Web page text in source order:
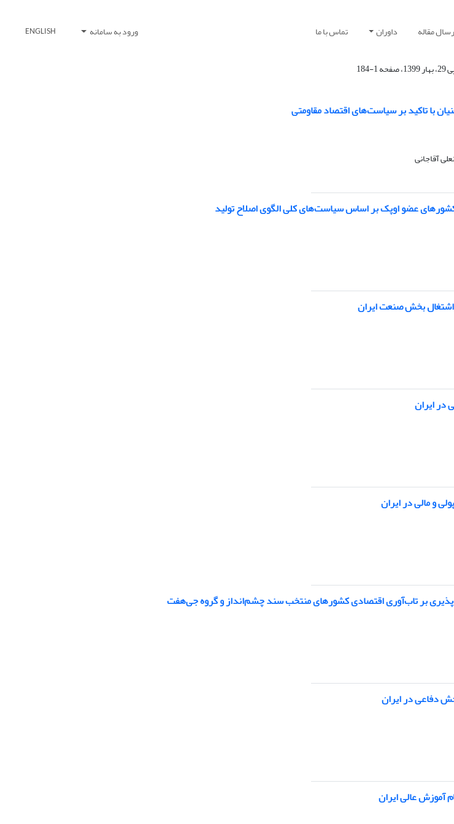
مقاله داوران تماس با ما ورود به سامانه ENGLISH
با تاکید بر سیاست‌های اقتصاد مقاومتی
آقاجانی
عضو اوپک بر اساس سیاستهای کلی الگوی اصلاح تولید
اشتغال بخش صنعت ایران
در ایران
و مالی در ایران
بر تاب‌آوری اقتصادی کشورهای منتخب سند چشم‌انداز و گروه جی‌هفت
دفاعی در ایران
آموزش عالی ایران